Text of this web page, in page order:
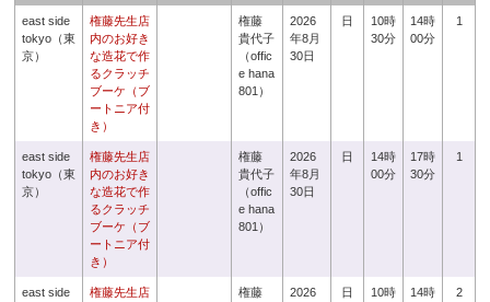
east side
tokyo（東
京）
権藤先生店
内のお好き
な造花で作
るクラッチ
ブーケ（ブ
ートニア付
き）
権藤
貴代子
（offic
e hana
801）
2026
年8月
30日
日
10時
30分
14時
00分
1
east side
tokyo（東
京）
権藤先生店
内のお好き
な造花で作
るクラッチ
ブーケ（ブ
ートニア付
き）
権藤
貴代子
（offic
e hana
801）
2026
年8月
30日
日
14時
00分
17時
30分
1
east side
権藤先生店
権藤
2026
日
10時
14時
2